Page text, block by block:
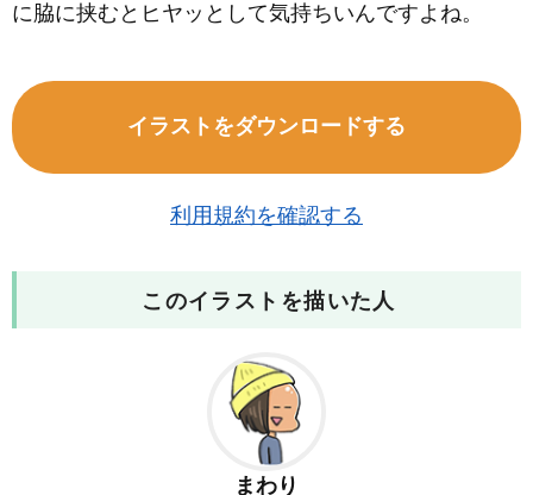
に脇に挟むとヒヤッとして気持ちいんですよね。
イラストをダウンロードする
利用規約を確認する
このイラストを描いた人
まわり